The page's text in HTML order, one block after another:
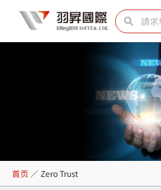
内
SearchSearch
Zero Trust
首页 ／ Zero Trust